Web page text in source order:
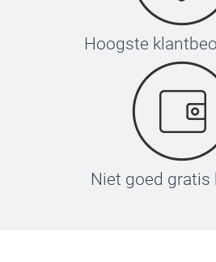
Hoogste
Niet goed gratis